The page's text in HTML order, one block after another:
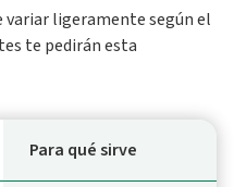
variar ligeramente según el
te pedirán esta
Para qué sirve